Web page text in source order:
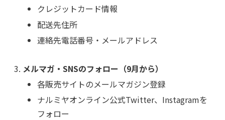
クレジットカード情報
配送先住所
連絡先電話番号・メールアドレス
メルマガ・SNSのフォロー（9月から）
各販売サイトのメールマガジン登録
ナルミヤオンライン公式Twitter、Instagramを
フォロー